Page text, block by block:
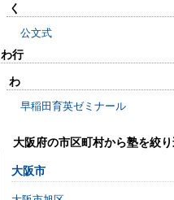
く
公文式
わ行
わ
早稲田育英ゼミナール
大阪府の市区町村から塾を絞
大阪市